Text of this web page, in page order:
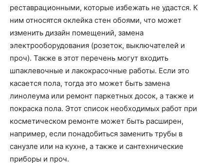
реставрационными, которые избежать не удастся. К
ним относятся оклейка стен обоями, что может
изменить дизайн помещений, замена
электрооборудования (розеток, выключателей и
проч). Также в этот перечень могут входить
шпаклевочные и лакокрасочные работы. Если это
касается пола, тогда это может быть замена
линолеума или ремонт паркетных досок, а также и
покраска пола. Этот список необходимых работ при
косметическом ремонте может быть расширен,
например, если понадобиться заменить трубы в
санузле или на кухне, а также и сантехнические
приборы и проч.